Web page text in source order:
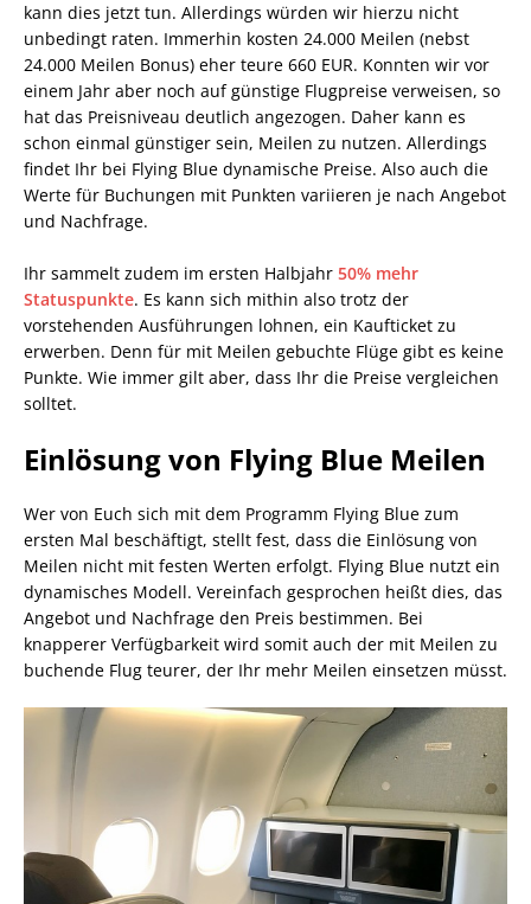
kann dies jetzt tun. Allerdings würden wir hierzu nicht
unbedingt raten. Immerhin kosten 24.000 Meilen (nebst
24.000 Meilen Bonus) eher teure 660 EUR. Konnten wir vor
einem Jahr aber noch auf günstige Flugpreise verweisen, so
hat das Preisniveau deutlich angezogen. Daher kann es
schon einmal günstiger sein, Meilen zu nutzen. Allerdings
findet Ihr bei Flying Blue dynamische Preise. Also auch die
Werte für Buchungen mit Punkten variieren je nach Angebot
und Nachfrage.
Ihr sammelt zudem im ersten Halbjahr 50% mehr
Statuspunkte. Es kann sich mithin also trotz der
vorstehenden Ausführungen lohnen, ein Kaufticket zu
erwerben. Denn für mit Meilen gebuchte Flüge gibt es keine
Punkte. Wie immer gilt aber, dass Ihr die Preise vergleichen
solltet.
Einlösung von Flying Blue Meilen
Wer von Euch sich mit dem Programm Flying Blue zum
ersten Mal beschäftigt, stellt fest, dass die Einlösung von
Meilen nicht mit festen Werten erfolgt. Flying Blue nutzt ein
dynamisches Modell. Vereinfach gesprochen heißt dies, das
Angebot und Nachfrage den Preis bestimmen. Bei
knapperer Verfügbarkeit wird somit auch der mit Meilen zu
buchende Flug teurer, der Ihr mehr Meilen einsetzen müsst.